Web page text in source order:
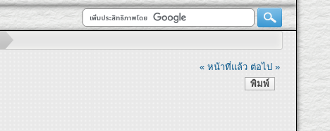
« หน้าที่แล้ว ต่อไป »
พิมพ์